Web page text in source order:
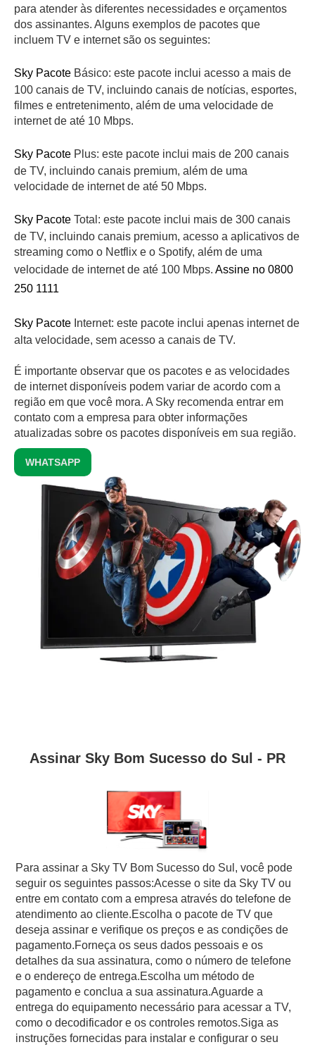
para atender às diferentes necessidades e orçamentos
dos assinantes. Alguns exemplos de pacotes que
incluem TV e internet são os seguintes:
Sky Pacote Básico: este pacote inclui acesso a mais de
100 canais de TV, incluindo canais de notícias, esportes,
filmes e entretenimento, além de uma velocidade de
internet de até 10 Mbps.
Sky Pacote Plus: este pacote inclui mais de 200 canais
de TV, incluindo canais premium, além de uma
velocidade de internet de até 50 Mbps.
Sky Pacote Total: este pacote inclui mais de 300 canais
de TV, incluindo canais premium, acesso a aplicativos de
streaming como o Netflix e o Spotify, além de uma
velocidade de internet de até 100 Mbps. Assine no 0800
250 1111
Sky Pacote Internet: este pacote inclui apenas internet de
alta velocidade, sem acesso a canais de TV.
É importante observar que os pacotes e as velocidades
de internet disponíveis podem variar de acordo com a
região em que você mora. A Sky recomenda entrar em
contato com a empresa para obter informações
atualizadas sobre os pacotes disponíveis em sua região.
WHATSAPP
Assinar Sky Bom Sucesso do Sul - PR
Para assinar a Sky TV Bom Sucesso do Sul, você pode
seguir os seguintes passos:Acesse o site da Sky TV ou
entre em contato com a empresa através do telefone de
atendimento ao cliente.Escolha o pacote de TV que
deseja assinar e verifique os preços e as condições de
pagamento.Forneça os seus dados pessoais e os
detalhes da sua assinatura, como o número de telefone
e o endereço de entrega.Escolha um método de
pagamento e conclua a sua assinatura.Aguarde a
entrega do equipamento necessário para acessar a TV,
como o decodificador e os controles remotos.Siga as
instruções fornecidas para instalar e configurar o seu